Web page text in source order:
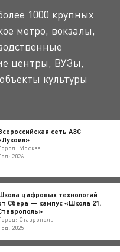
1000 крупных
метро, вокзалы,
центры, ВУЗы,
культуры
сеть АЗС
Москва
2026
цифровых технологий
Сбера — кампус «Школа 21.
Ставрополь
2025